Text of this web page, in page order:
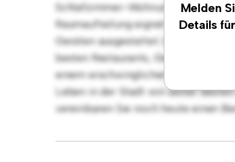
Melden
Details
Schlafzimmer-Wohnung bietet
Raumaufteilung eignet sich perfekt
Geräten ausgestattet. Dank der
besten Restaurants, Geschäften
einem erschwinglichen Preis von €
Leben in der Stadt von seiner
vereinbaren Sie noch heute einen